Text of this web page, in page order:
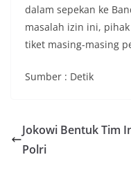
dalam sepekan ke
masalah izin ini,
tiket masing-masing
Sumber : Detik
Jokowi Bentuk Tim
Polri